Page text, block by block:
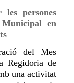
les persones
en
del Mes
Regidoria de
una activitat